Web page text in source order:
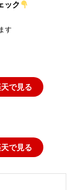
ック
す
で見る
で見る